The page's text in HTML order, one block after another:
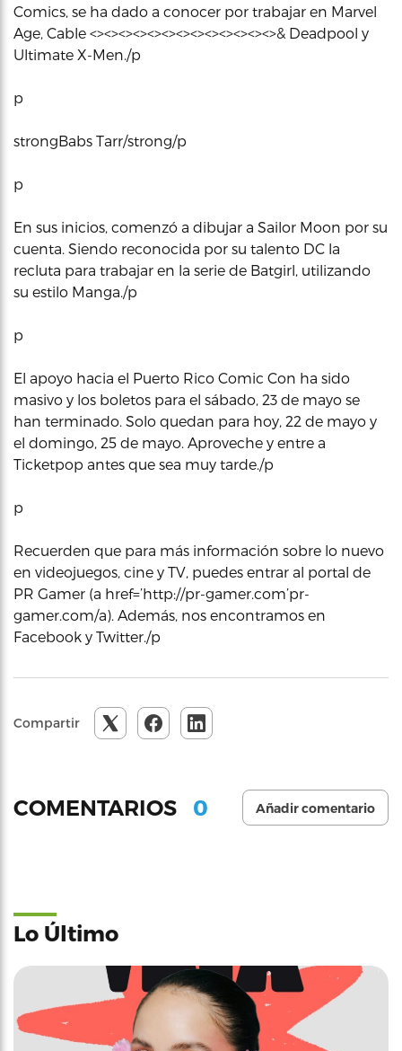
Comics, se ha dado a conocer por trabajar en Marvel
Age, Cable <><><><><><><><><><><><><>& Deadpool y
Ultimate X-Men./p
p
strongBabs Tarr/strong/p
p
En sus inicios, comenzó a dibujar a Sailor Moon por su
cuenta. Siendo reconocida por su talento DC la
recluta para trabajar en la serie de Batgirl, utilizando
su estilo Manga./p
p
El apoyo hacia el Puerto Rico Comic Con ha sido
masivo y los boletos para el sábado, 23 de mayo se
han terminado. Solo quedan para hoy, 22 de mayo y
el domingo, 25 de mayo. Aproveche y entre a
Ticketpop antes que sea muy tarde./p
p
Recuerden que para más información sobre lo nuevo
en videojuegos, cine y TV, puedes entrar al portal de
PR Gamer (a href=’http://pr-gamer.com’pr-
gamer.com/a). Además, nos encontramos en
Facebook y Twitter./p
Compartir
COMENTARIOS 0 Añadir comentario
Lo Último